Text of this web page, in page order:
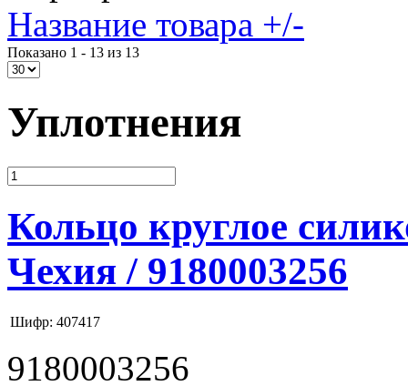
Название товара +/-
Показано 1 - 13 из 13
Уплотнения
Кольцо круглое
Чехия / 9180003256
Шифр: 407417
9180003256